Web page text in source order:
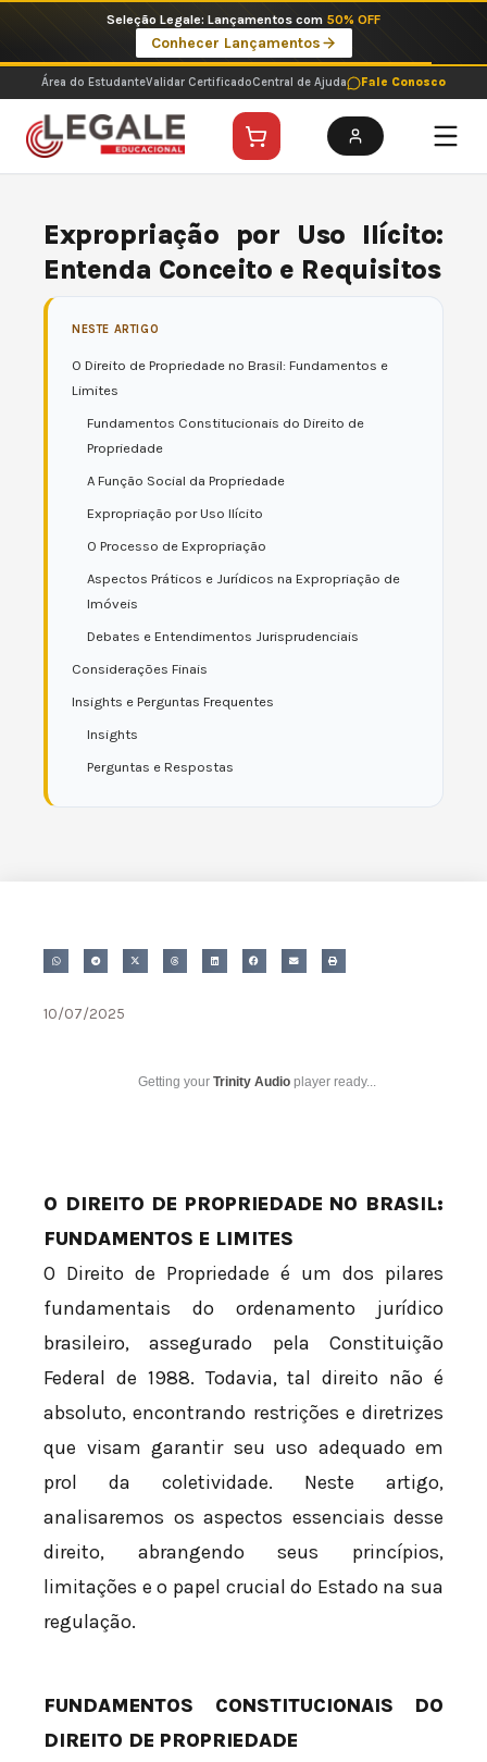
o
conteúdo
Imperdíveis no Pix: Pós Selecionadas a 199 reais no pix em parcela única
Ver ofertas
Área do EstudanteValidar CertificadoCentral de Ajuda Fale Conosco
Expropriação por Uso Ilícito:
Entenda Conceito e Requisitos
NESTE ARTIGO
O Direito de Propriedade no Brasil: Fundamentos e
Limites
Fundamentos Constitucionais do Direito de
Propriedade
A Função Social da Propriedade
Expropriação por Uso Ilícito
O Processo de Expropriação
Aspectos Práticos e Jurídicos na Expropriação de
Imóveis
Debates e Entendimentos Jurisprudenciais
Considerações Finais
Insights e Perguntas Frequentes
Insights
Perguntas e Respostas
10/07/2025
Getting your Trinity Audio player ready...
O DIREITO DE PROPRIEDADE NO BRASIL:
FUNDAMENTOS E LIMITES
O Direito de Propriedade é um dos pilares
fundamentais do ordenamento jurídico
brasileiro, assegurado pela Constituição
Federal de 1988. Todavia, tal direito não é
absoluto, encontrando restrições e diretrizes
que visam garantir seu uso adequado em
prol da coletividade. Neste artigo,
analisaremos os aspectos essenciais desse
direito, abrangendo seus princípios,
limitações e o papel crucial do Estado na sua
regulação.
FUNDAMENTOS CONSTITUCIONAIS DO
DIREITO DE PROPRIEDADE